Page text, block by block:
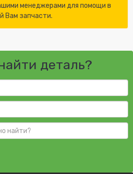
менеджерами для помощи в
Вам запчасти.
деталь?